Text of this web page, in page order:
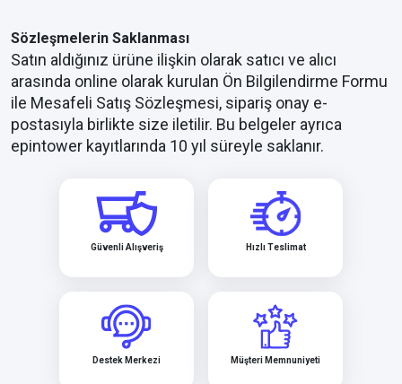
Sözleşmelerin Saklanması
Satın aldığınız ürüne ilişkin olarak satıcı ve alıcı
arasında online olarak kurulan Ön Bilgilendirme Formu
ile Mesafeli Satış Sözleşmesi, sipariş onay e-
postasıyla birlikte size iletilir. Bu belgeler ayrıca
epintower kayıtlarında 10 yıl süreyle saklanır.
Güvenli Alışveriş Hızlı Teslimat
Destek Merkezi Müşteri Memnuniyeti